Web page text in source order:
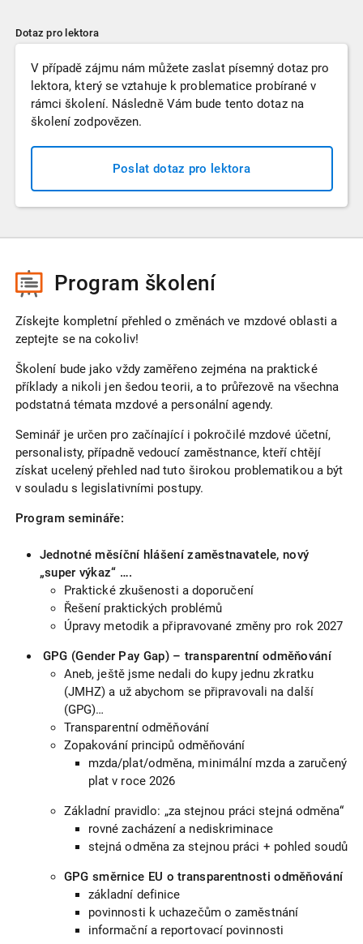
Dotaz pro lektora
V případě zájmu nám můžete zaslat písemný dotaz pro
lektora, který se vztahuje k problematice probírané v
rámci školení. Následně Vám bude tento dotaz na
školení zodpovězen.
Poslat dotaz pro lektora
Program školení
Získejte kompletní přehled o změnách ve mzdové oblasti a
zeptejte se na cokoliv!
Školení bude jako vždy zaměřeno zejména na praktické
příklady a nikoli jen šedou teorii, a to průřezově na všechna
podstatná témata mzdové a personální agendy.
Seminář je určen pro začínající i pokročilé mzdové účetní,
personalisty, případně vedoucí zaměstnance, kteří chtějí
získat ucelený přehled nad tuto širokou problematikou a být
v souladu s legislativními postupy.
Program semináře:
Jednotné měsíční hlášení zaměstnavatele, nový
„super výkaz“ ….
Praktické zkušenosti a doporučení
Řešení praktických problémů
Úpravy metodik a připravované změny pro rok 2027
GPG (Gender Pay Gap) – transparentní odměňování
Aneb, ještě jsme nedali do kupy jednu zkratku
(JMHZ) a už abychom se připravovali na další
(GPG)…
Transparentní odměňování
Zopakování principů odměňování
mzda/plat/odměna, minimální mzda a zaručený
plat v roce 2026
Základní pravidlo: „za stejnou práci stejná odměna“
rovné zacházení a nediskriminace
stejná odměna za stejnou práci + pohled soudů
GPG směrnice EU o transparentnosti odměňování
základní definice
povinnosti k uchazečům o zaměstnání
informační a reportovací povinnosti